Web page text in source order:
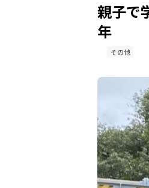
親子で
年
その他